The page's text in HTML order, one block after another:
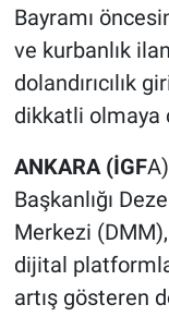
Bayramı
ve kurbanlık
dolandırıcılık
dikkatli olmaya
ANKARA (İGF
Başkanlığı
Merkezi
dijital
artış gösteren